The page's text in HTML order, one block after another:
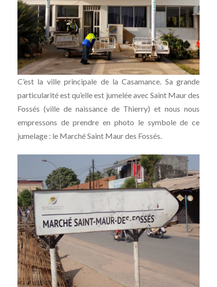
C’est la ville principale de la Casamance. Sa grande
particularité est qu’elle est jumelée avec Saint Maur des
Fossés (ville de naissance de Thierry) et nous nous
empressons de prendre en photo le symbole de ce
jumelage : le Marché Saint Maur des Fossés.